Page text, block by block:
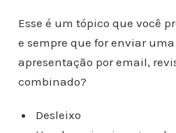
Esse é um tópico que você
e sempre que for enviar
apresentação por email,
combinado?
Desleixo